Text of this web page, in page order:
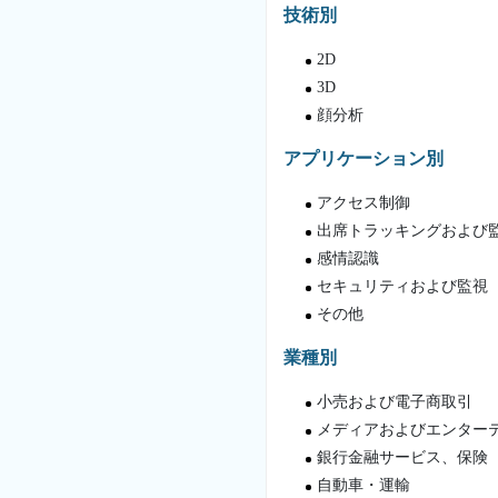
技術別
2D
3D
顔分析
アプリケーション別
アクセス制御
出席トラッキングおよび
感情認識
セキュリティおよび監視
その他
業種別
小売および電子商取引
メディアおよびエンター
銀行金融サービス、保険
自動車・運輸